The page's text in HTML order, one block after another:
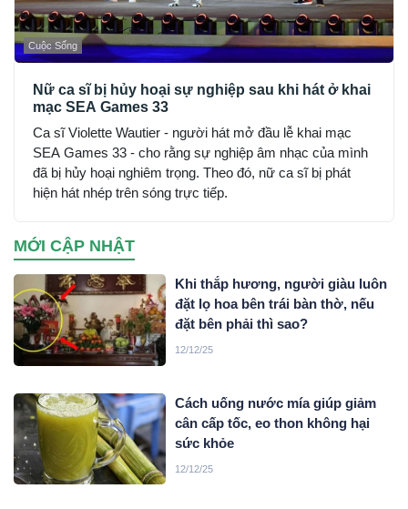
Cuộc Sống
Nữ ca sĩ bị hủy hoại sự nghiệp sau khi hát ở khai
mạc SEA Games 33
Ca sĩ Violette Wautier - người hát mở đầu lễ khai mạc
SEA Games 33 - cho rằng sự nghiệp âm nhạc của mình
đã bị hủy hoại nghiêm trọng. Theo đó, nữ ca sĩ bị phát
hiện hát nhép trên sóng trực tiếp.
MỚI CẬP NHẬT
Khi thắp hương, người giàu luôn
đặt lọ hoa bên trái bàn thờ, nếu
đặt bên phải thì sao?
12/12/25
Cách uống nước mía giúp giảm
cân cấp tốc, eo thon không hại
sức khỏe
12/12/25